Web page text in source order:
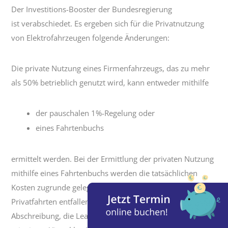
Der Investitions-Booster der Bundesregierung
ist verabschiedet. Es ergeben sich für die Privatnutzung
von Elektrofahrzeugen folgende Änderungen:
Die private Nutzung eines Firmenfahrzeugs, das zu mehr
als 50% betrieblich genutzt wird, kann entweder mithilfe
der pauschalen 1%-Regelung oder
eines Fahrtenbuchs
ermittelt werden. Bei der Ermittlung der privaten Nutzung
mithilfe eines Fahrtenbuchs werden die tatsächlichen
Kosten zugrunde gelegt, die anteilmäßig auf die
Privatfahrten entfallen. Allerdings werden die
Abschreibung, die Leasingrate oder die Fahrzeugmiete nur